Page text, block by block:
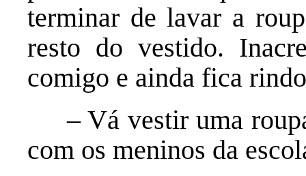
terminar de lavar a
resto do vestido.
comigo e ainda fica
– Vá vestir uma
com os meninos da